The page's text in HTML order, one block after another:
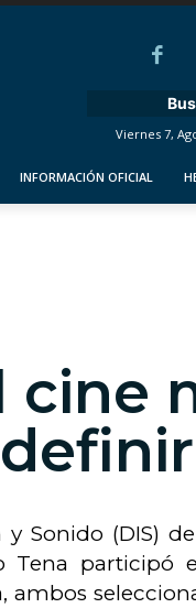
Viernes 7,
INFORMACIÓN OFICIAL
cine
Sonido (DIS)
Tena participó
ambos